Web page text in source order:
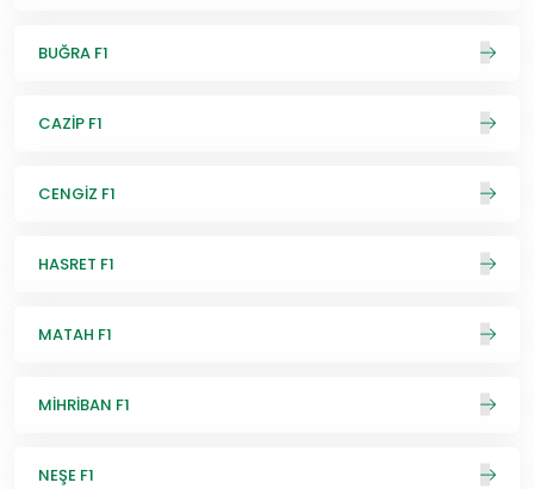
BUĞRA F1
CAZİP F1
CENGİZ F1
HASRET F1
MATAH F1
MİHRİBAN F1
NEŞE F1